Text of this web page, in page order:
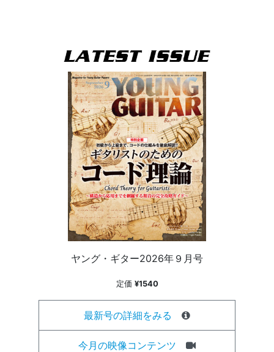
ヤング・ギター2026年９月号
定価 ¥1540
最新号の詳細をみる
今月の映像コンテンツ